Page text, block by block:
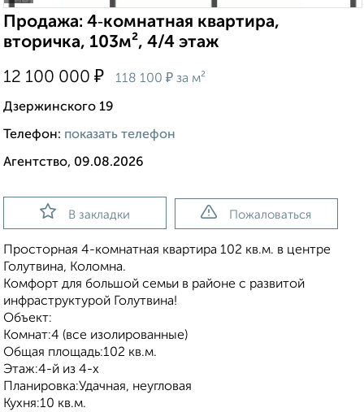
Продажа: 4‑комнатная квартира,
вторичка, 103м², 4/4 этаж
12 100 000 ₽ 118 100 ₽ за м²
Дзержинского 19
Телефон: показать телефон
Агентство, 09.08.2026
В закладки Пожаловаться
Просторная 4-комнатная квартира 102 кв.м. в центре
Голутвина, Коломна.
Комфорт для большой семьи в районе с развитой
инфраструктурой Голутвина!
Объект:
Комнат:4 (все изолированные)
Общая площадь:102 кв.м.
Этаж:4-й из 4-х
Планировка:Удачная, неугловая
Кухня:10 кв.м.